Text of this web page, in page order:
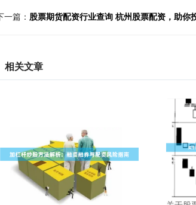
一篇： 股票期货配资行业查询 杭州股票配资，助你
相关文章